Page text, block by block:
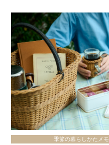
季節の暮らしかたメモ